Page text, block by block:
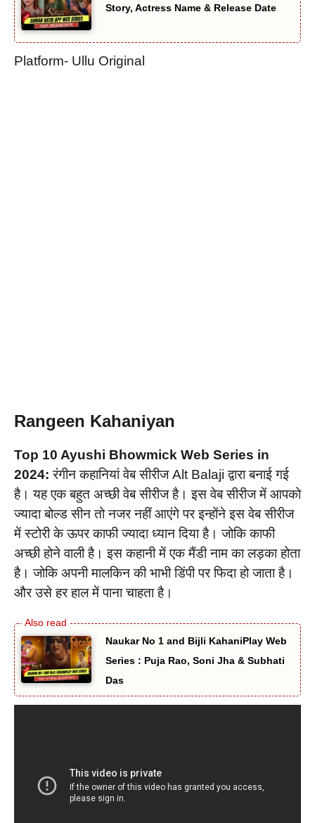
Story, Actress Name & Release Date
Platform- Ullu Original
Rangeen Kahaniyan
Top 10 Ayushi Bhowmick Web Series in
2024: रंगीन कहानियां वेब सीरीज Alt Balaji द्वारा बनाई गई
है। यह एक बहुत अच्छी वेब सीरीज है। इस वेब सीरीज में आपको
ज्यादा बोल्ड सीन तो नजर नहीं आएंगे पर इन्होंने इस वेब सीरीज
में स्टोरी के ऊपर काफी ज्यादा ध्यान दिया है। जोकि काफी
अच्छी होने वाली है। इस कहानी में एक मैंडी नाम का लड़का होता
है। जोकि अपनी मालकिन की भाभी डिंपी पर फिदा हो जाता है।
और उसे हर हाल में पाना चाहता है।
Naukar No 1 and Bijli KahaniPlay Web
Series : Puja Rao, Soni Jha & Subhati
Das